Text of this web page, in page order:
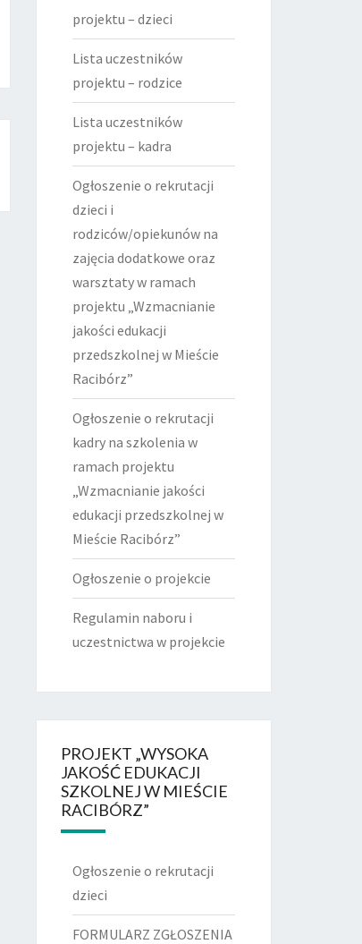
projektu – dzieci
Lista uczestników
projektu – rodzice
Lista uczestników
projektu – kadra
Ogłoszenie o rekrutacji
dzieci i
rodziców/opiekunów na
zajęcia dodatkowe oraz
warsztaty w ramach
projektu „Wzmacnianie
jakości edukacji
przedszkolnej w Mieście
Racibórz”
Ogłoszenie o rekrutacji
kadry na szkolenia w
ramach projektu
„Wzmacnianie jakości
edukacji przedszkolnej w
Mieście Racibórz”
Ogłoszenie o projekcie
Regulamin naboru i
uczestnictwa w projekcie
PROJEKT „WYSOKA
JAKOŚĆ EDUKACJI
SZKOLNEJ W MIEŚCIE
RACIBÓRZ”
Ogłoszenie o rekrutacji
dzieci
FORMULARZ ZGŁOSZENIA